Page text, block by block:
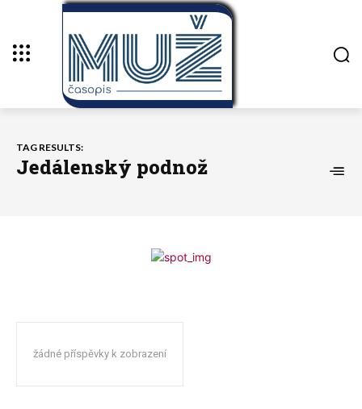
TAG RESULTS:
Jedálenský podnož
žádné příspěvky k zobrazení